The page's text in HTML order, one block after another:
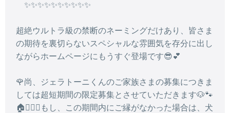
✨✨✨✨✨✨✨✨✨✨
超絶ウルトラ級の禁断のネーミングだけあり、皆さま
の期待を裏切らないスペシャルな雰囲気を存分に出し
ながらホームページにもうすぐ登場です😎💕
🌹尚、ジェラトーニくんのご家族さまの募集につきま
しては超短期間の限定募集とさせていただきます🐶🐾
🏠🙇🏻‍♂️もし、この期間内にご縁がなかった場合は、犬